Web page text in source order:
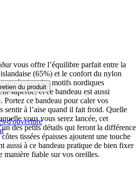
vous offre l’équilibre parfait entre la
(65%) et le confort du nylon
des motifs nordiques
superbe, et ce bandeau est aussi
Portez ce bandeau pour caler vos
sentir à l’aise quand il fait froid. Quelle
vous vous serez lancée, cet
des petits détails qui feront la différence
tissées épaisses ajoutent une touche
aussi à ce bandeau pratique de bien fixer
manière fiable sur vos oreilles.
du produit
d'ouverture